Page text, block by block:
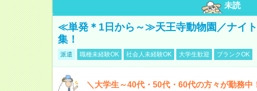
未読
≪単発＊1日から～≫天王寺動物園／ナイ
集！
派遣 職種未経験OK 社会人未経験OK 大学生歓迎 ブランクOK
＼大学生～40代・50代・60代の方々が勤務中